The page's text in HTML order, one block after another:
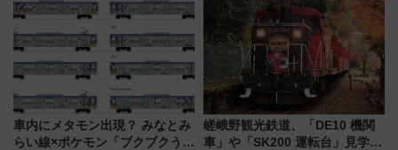
車内にメタモン出現？ みなとみ
らい線×ポケモン「ブクブクうみ
嵯峨野観光鉄道、「DE10 機関
車」や「SK200 運転台」見学ツ